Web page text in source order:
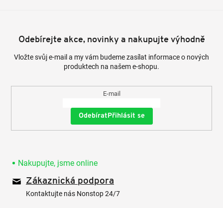
Odebírejte akce, novinky a nakupujte výhodně
Vložte svůj e-mail a my vám budeme zasílat informace o nových
produktech na našem e-shopu.
E-mail
Přihlásit se
Nakupujte, jsme online
Zákaznická podpora
Kontaktujte nás Nonstop 24/7